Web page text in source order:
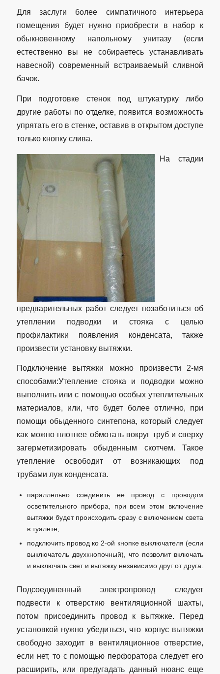
Для заслуги более симпатичного интерьера
помещения будет нужно приобрести в набор к
обыкновенному напольному унитазу (если
естественно вы не собираетесь устанавливать
навесной) современный встраиваемый сливной
бачок.
При подготовке стенок под штукатурку либо
другие работы по отделке, появится возможность
упрятать его в стенке, оставив в открытом доступе
только кнопку слива.
На стадии
предварительных работ следует позаботиться об
утеплении подводки и стояка с целью
профилактики появления конденсата, также
произвести установку вытяжки.
Подключение вытяжки можно произвести 2-мя
способами:Утепление стояка и подводки можно
выполнить или с помощью особых утеплительных
материалов, или, что будет более отлично, при
помощи обыденного синтепона, который следует
как можно плотнее обмотать вокруг труб и сверху
загерметизировать обыденным скотчем. Такое
утепление освободит от возникающих под
трубами луж конденсата.
параллельно соединить ее провод с проводом
осветительного прибора, при всем этом включение
вытяжки будет происходить сразу с включением света
в туалете;
подключить провод ко 2-ой кнопке выключателя (если
выключатель двухкнопочный), что позволит включать
и выключать свет и вытяжку независимо друг от друга.
Подсоединенный электропровод следует
подвести к отверстию вентиляционной шахты,
потом присоединить провод к вытяжке. Перед
установкой нужно убедиться, что корпус вытяжки
свободно заходит в вентиляционное отверстие,
если нет, то с помощью перфоратора следует его
расширить, или предугадать данный нюанс еще